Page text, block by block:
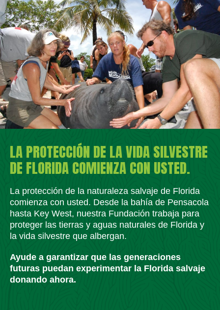
LA PROTECCIÓN DE LA VIDA SILVESTRE
DE FLORIDA COMIENZA CON USTED.
La protección de la naturaleza salvaje de Florida
comienza con usted. Desde la bahía de Pensacola
hasta Key West, nuestra Fundación trabaja para
proteger las tierras y aguas naturales de Florida y
la vida silvestre que albergan.
Ayude a garantizar que las generaciones
futuras puedan experimentar la Florida salvaje
donando ahora.